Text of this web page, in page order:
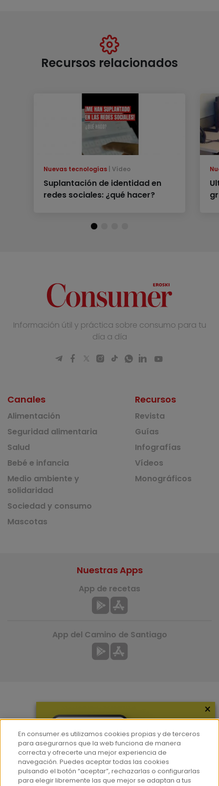
Recursos relacionados
Nuevas tecnologías Vídeo
Suplantación de identidad en
redes sociales: ¿qué hacer?
Información útil y práctica sobre consumo para tu
día a día
Canales
Alimentación
Seguridad alimentaria
Salud
Bebé e infancia
Medio ambiente y
solidaridad
Sociedad y consumo
Mascotas
Recursos
Revista
Guías
Infografías
Vídeos
Monográficos
Hemeroteca
Contacto
Prensa
Nuestras Apps
App de recetas
App del Camino de Santiago
×
En consumer.es utilizamos cookies propias y de terceros
para asegurarnos que la web funciona de manera
correcta y ofrecerte una mejor experiencia de
navegación. Puedes aceptar todas las cookies
pulsando el botón “aceptar”, rechazarlas o configurarlas
para elegir libremente las que mejor se adaptan a tus